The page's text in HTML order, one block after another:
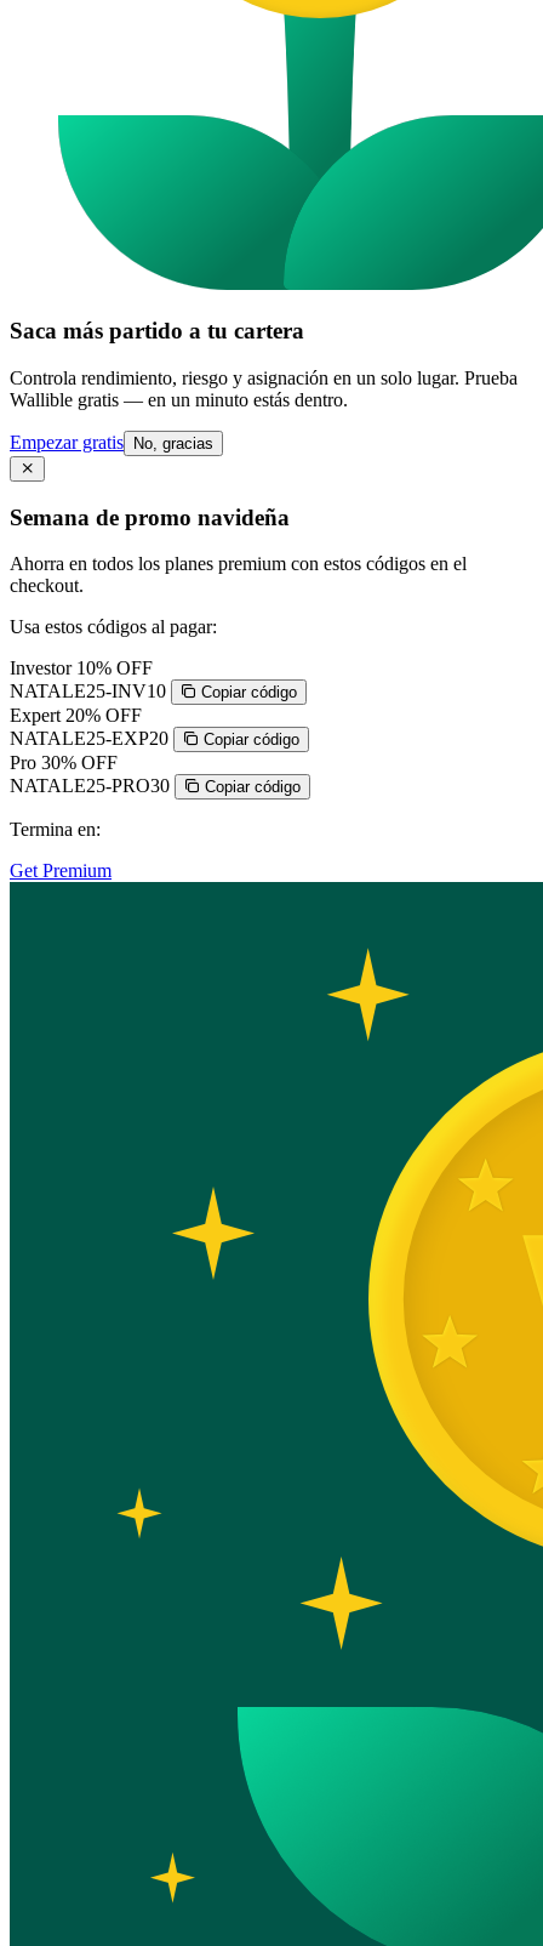
Saca más partido a tu cartera
Controla rendimiento, riesgo y asignación en un solo lugar. Prueba
Wallible gratis — en un minuto estás dentro.
Empezar gratis No, gracias
Semana de promo navideña
Ahorra en todos los planes premium con estos códigos en el
checkout.
Usa estos códigos al pagar:
Investor 10% OFF
NATALE25-INV10
Copiar código
Expert 20% OFF
NATALE25-EXP20
Copiar código
Pro 30% OFF
NATALE25-PRO30
Copiar código
Termina en:
Get Premium